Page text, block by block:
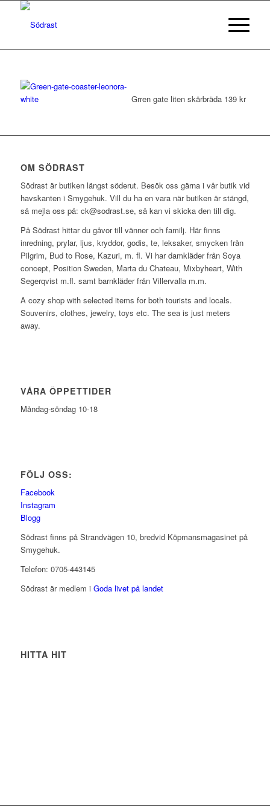
Grren gate liten skärbräda 139 kr
OM SÖDRAST
Södrast är butiken längst söderut. Besök oss gärna i vår butik vid
havskanten i Smygehuk. Vill du ha en vara när butiken är stängd,
så mejla oss på: ck@sodrast.se, så kan vi skicka den till dig.
På Södrast hittar du gåvor till vänner och familj. Här finns
inredning, prylar, ljus, kryddor, godis, te, leksaker, smycken från
Pilgrim, Bud to Rose, Kazuri, m. fl. Vi har damkläder från Soya
concept, Position Sweden, Marta du Chateau, Mixbyheart, With
Segerqvist m.fl. samt barnkläder från Villervalla m.m.
A cozy shop with selected items for both tourists and locals.
Souvenirs, clothes, jewelry, toys etc. The sea is just meters
away.
VÅRA ÖPPETTIDER
Måndag-söndag 10-18
FÖLJ OSS:
Facebook
Instagram
Blogg
Södrast finns på Strandvägen 10, bredvid Köpmansmagasinet på
Smygehuk.
Telefon: 0705-443145
Södrast är medlem i Goda livet på landet
HITTA HIT